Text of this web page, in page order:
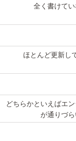
全く書けて
ほとんど更新し
どちらかといえばエ
が通りづ